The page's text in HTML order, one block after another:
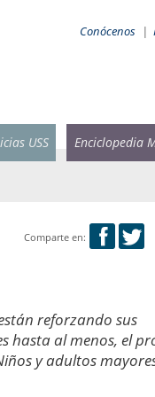
Conócenos |
USS Enciclopedia
Comparte en:
reforzando sus
hasta al menos, el
y adultos
¿Cuándo será
salud bucal?